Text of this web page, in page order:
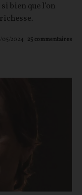
bien que l’on
05/2024 25 commentaires